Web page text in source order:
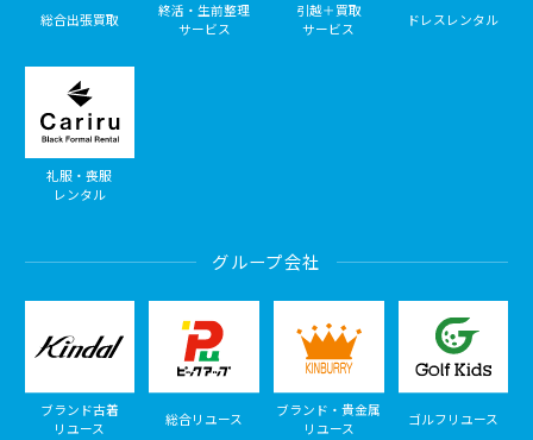
総合出張買取
終活・生前整理
サービス
引越＋買取
サービス
ドレスレンタル
礼服・喪服
レンタル
グループ会社
ブランド古着
リユース
総合リユース
ブランド・貴金属
リユース
ゴルフリユース